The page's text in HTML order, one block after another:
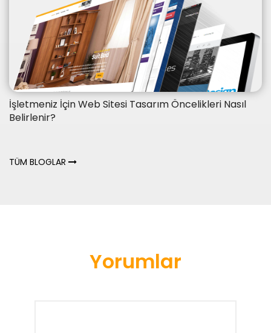
İşletmeniz İçin Web Sitesi Tasarım Öncelikleri Nasıl
Belirlenir?
TÜM BLOGLAR
Yorumlar